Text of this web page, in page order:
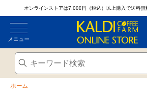
オンラインストアは7,000円（税込）以上購入で送料無
メニュー
ホーム